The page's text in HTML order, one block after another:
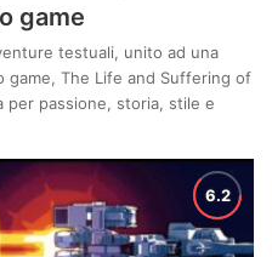
game
testuali, unito ad una
game, The Life and Suffering of
per passione, storia, stile e